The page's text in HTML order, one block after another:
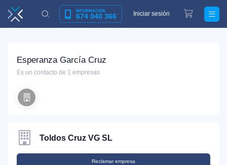
INFORMACIÓN
674 040 366 Iniciar sesión
Esperanza García Cruz
Es un contacto de 1 empresas
Toldos Cruz VG SL
Reclamar empresa